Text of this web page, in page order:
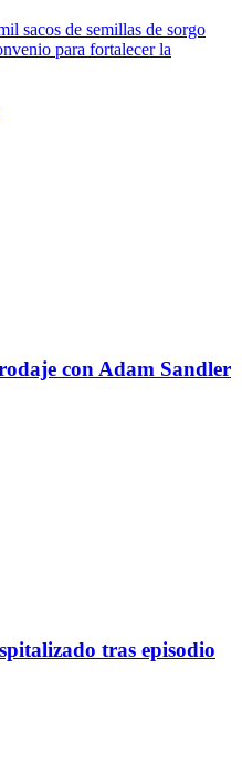
sacos de semillas de sorgo
para fortalecer la
con Adam Sandler
tras episodio